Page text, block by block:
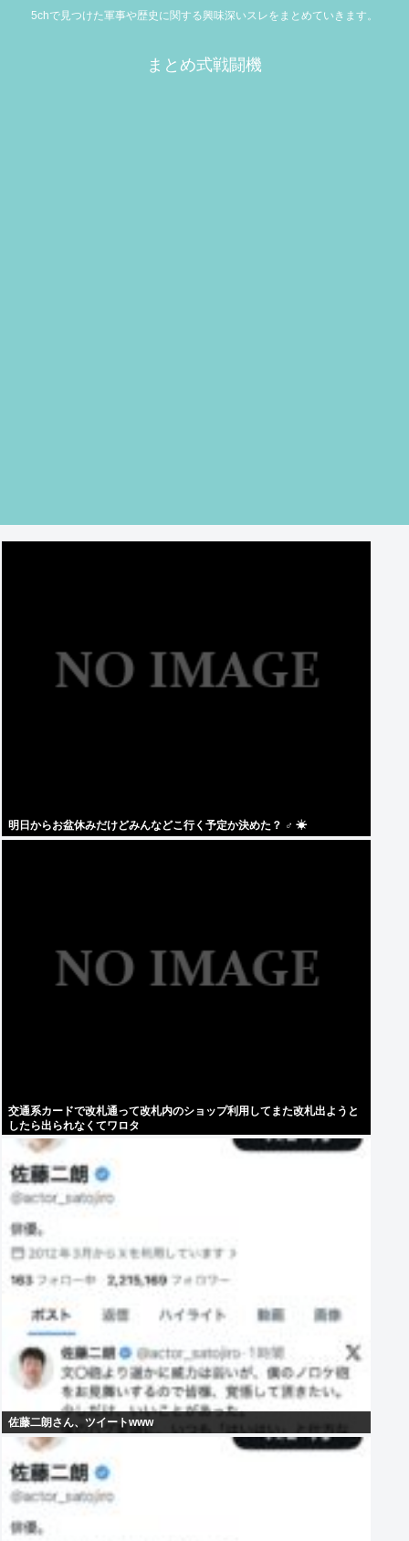
5chで見つけた軍事や歴史に関する興味深いスレをまとめていきます。
まとめ式戦闘機
明日からお盆休みだけどみんなどこ行く予定か決めた？ ‍♂ ☀
交通系カードで改札通って改札内のショップ利用してまた改札出ようと
したら出られなくてワロタ
佐藤二朗さん、ツイートwww